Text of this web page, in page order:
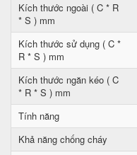
Kích thước ngoài ( C * R
* S ) mm
Kích thước sử dụng ( C *
R * S ) mm
Kích thước ngăn kéo ( C
* R * S ) mm
Tính năng
Khả năng chống cháy